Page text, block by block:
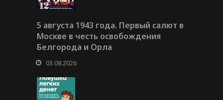
5 августа 1943 года. Первый салют в
Москве в честь освобождения
Белгорода и Орла
03.08.2026